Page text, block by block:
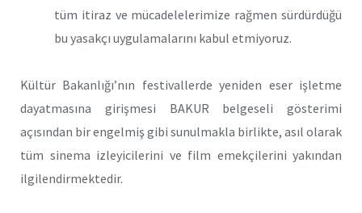
tüm itiraz ve mücadelelerimize rağmen sürdürdüğü
bu yasakçı uygulamalarını kabul etmiyoruz.
Kültür Bakanlığı’nın festivallerde yeniden eser işletme
dayatmasına girişmesi BAKUR belgeseli gösterimi
açısından bir engelmiş gibi sunulmakla birlikte, asıl olarak
tüm sinema izleyicilerini ve film emekçilerini yakından
ilgilendirmektedir.